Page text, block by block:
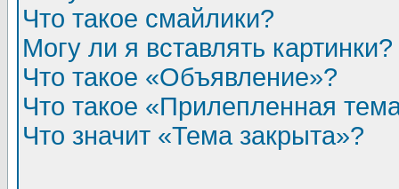
Что такое смайлики?
Могу ли я вставлять картинки?
Что такое «Объявление»?
Что такое «Прилепленная
Что значит «Тема закрыта»?